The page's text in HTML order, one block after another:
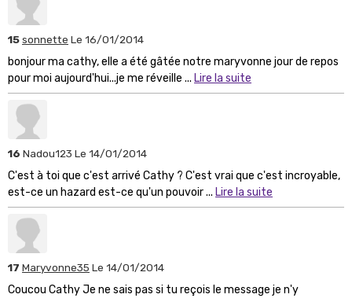
15sonnette Le 16/01/2014
bonjour ma cathy, elle a été gâtée notre maryvonne jour de repos
pour moi aujourd'hui...je me réveille ... Lire la suite
16 Nadou123 Le 14/01/2014
C'est à toi que c'est arrivé Cathy ? C'est vrai que c'est incroyable,
est-ce un hazard est-ce qu'un pouvoir ... Lire la suite
17 Maryvonne35 Le 14/01/2014
Coucou Cathy Je ne sais pas si tu reçois le message je n'y